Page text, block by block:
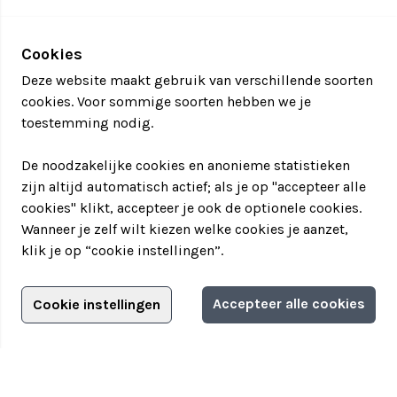
Informatie aanvragen
Adverteren?
Adverteerdersopties
Cookies
Deze website maakt gebruik van verschillende soorten
cookies. Voor sommige soorten hebben we je
toestemming nodig.
De noodzakelijke cookies en anonieme statistieken
zijn altijd automatisch actief; als je op "accepteer alle
cookies" klikt, accepteer je ook de optionele cookies.
Wanneer je zelf wilt kiezen welke cookies je aanzet,
klik je op “cookie instellingen”.
Cookie instellingen Accepteer alle cookies